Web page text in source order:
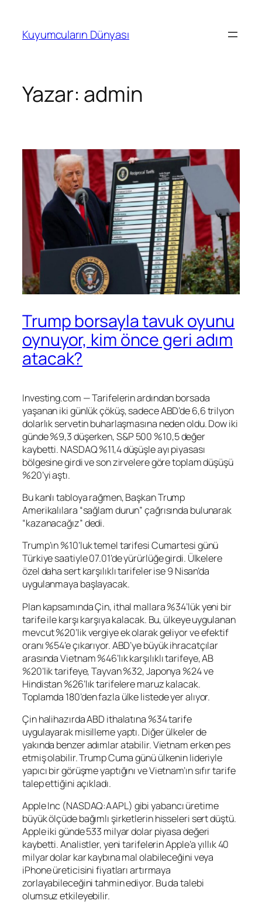
Kuyumcuların Dünyası
Yazar: admin
Trump borsayla tavuk oyunu
oynuyor, kim önce geri adım
atacak?
Investing.com — Tarifelerin ardından borsada
yaşanan iki günlük çöküş, sadece ABD’de 6,6 trilyon
dolarlık servetin buharlaşmasına neden oldu. Dow iki
günde %9,3 düşerken,S&P 500 %10,5 değer
kaybetti. NASDAQ %11,4 düşüşle ayı piyasası
bölgesine girdi ve son zirvelere göre toplam düşüşü
%20’yi aştı.
Bu kanlı tabloya rağmen, Başkan Trump
Amerikalılara “sağlam durun” çağrısında bulunarak
“kazanacağız” dedi.
Trump’ın %10’luk temel tarifesi Cumartesi günü
Türkiye saatiyle 07.01’de yürürlüğe girdi. Ülkelere
özel daha sert karşılıklı tarifeler ise 9 Nisan’da
uygulanmaya başlayacak.
Plan kapsamında Çin, ithal mallara %34’lük yeni bir
tarife ile karşı karşıya kalacak. Bu, ülkeye uygulanan
mevcut %20’lik vergiye ek olarak geliyor ve efektif
oranı %54’e çıkarıyor. ABD’ye büyük ihracatçılar
arasında Vietnam %46’lık karşılıklı tarifeye, AB
%20’lik tarifeye, Tayvan %32, Japonya %24 ve
Hindistan %26’lık tarifelere maruz kalacak.
Toplamda 180’den fazla ülke listede yer alıyor.
Çin halihazırda ABD ithalatına %34 tarife
uygulayarak misilleme yaptı. Diğer ülkeler de
yakında benzer adımlar atabilir. Vietnam erken pes
etmiş olabilir. Trump Cuma günü ülkenin lideriyle
yapıcı bir görüşme yaptığını ve Vietnam’ın sıfır tarife
talep ettiğini açıkladı.
Apple Inc (NASDAQ:AAPL) gibi yabancı üretime
büyük ölçüde bağımlı şirketlerin hisseleri sert düştü.
Apple iki günde 533 milyar dolar piyasa değeri
kaybetti. Analistler, yeni tarifelerin Apple’a yıllık 40
milyar dolar kar kaybına mal olabileceğini veya
iPhone üreticisini fiyatları artırmaya
zorlayabileceğini tahmin ediyor. Bu da talebi
olumsuz etkileyebilir.